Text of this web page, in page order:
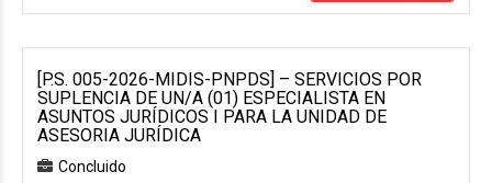
[P.S. 005-2026-MIDIS-PNPDS] – SERVICIOS POR
SUPLENCIA DE UN/A (01) ESPECIALISTA EN
ASUNTOS JURÍDICOS I PARA LA UNIDAD DE
ASESORIA JURÍDICA
Concluido